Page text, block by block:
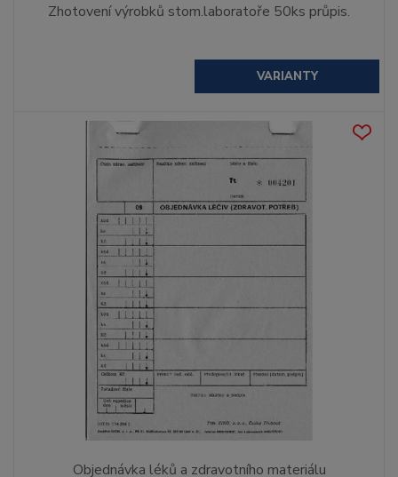
Zhotovení výrobků stom.laboratoře 50ks průpis.
VARIANTY
Objednávka léků a zdravotního materiálu